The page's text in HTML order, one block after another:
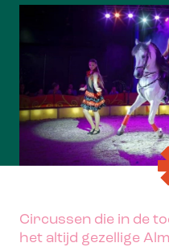
Circussen die in de
het altijd gezellige